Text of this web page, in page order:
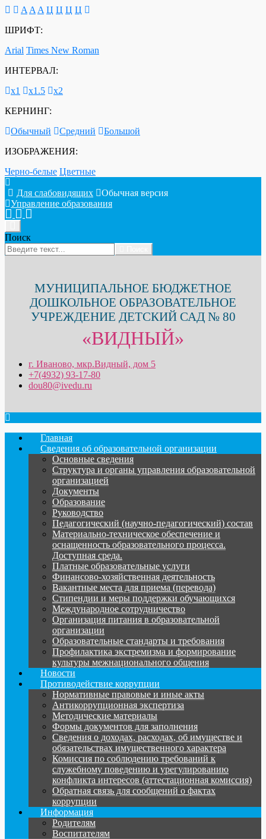
A A A Ц Ц Ц Ц
ШРИФТ:
Arial Times New Roman
ИНТЕРВАЛ:
х1
х1.5
х2
КЕРНИНГ:
Обычный
Средний
Большой
ИЗОБРАЖЕНИЯ:
Черно-белые Цветные
Для слабовидящих
Обычная версия
Управление образования
Поиск
МУНИЦИПАЛЬНОЕ БЮДЖЕТНОЕ
ДОШКОЛЬНОЕ ОБРАЗОВАТЕЛЬНОЕ
УЧРЕЖДЕНИЕ ДЕТСКИЙ САД № 80
«ВИДНЫЙ»
г. Иваново, мкр.Видный, дом 5
+7(4932) 93-17-80
dou80@ivedu.ru
Главная
Сведения об образовательной организации
Основные сведения
Структура и органы управления образовательной
организацией
Документы
Образование
Руководство
Педагогический (научно-педагогический) состав
Материально-техническое обеспечение и
оснащенность образовательного процесса.
Доступная среда.
Платные образовательные услуги
Финансово-хозяйственная деятельность
Вакантные места для приема (перевода)
Стипендии и меры поддержки обучающихся
Международное сотрудничество
Организация питания в образовательной
организации
Образовательные стандарты и требования
Профилактика экстремизма и формирование
культуры межнационального общения
Новости
Противодействие коррупции
Нормативные правовые и иные акты
Антикоррупционная экспертиза
Методические материалы
Формы документов для заполнения
Сведения о доходах, расходах, об имуществе и
обязательствах имущественного характера
Комиссия по соблюдению требований к
служебному поведению и урегулированию
конфликта интересов (аттестационная комиссия)
Обратная связь для сообщений о фактах
коррупции
Информация
Родителям
Воспитателям